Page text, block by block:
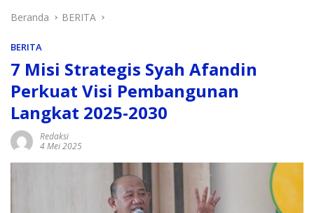
Beranda BERITA
BERITA
7 Misi Strategis Syah Afandin
Perkuat Visi Pembangunan
Langkat 2025-2030
Redaksi
4 Mei 2025